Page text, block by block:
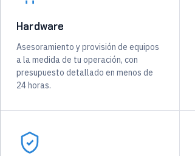
Hardware
Asesoramiento y provisión de equipos
a la medida de tu operación, con
presupuesto detallado en menos de
24 horas.